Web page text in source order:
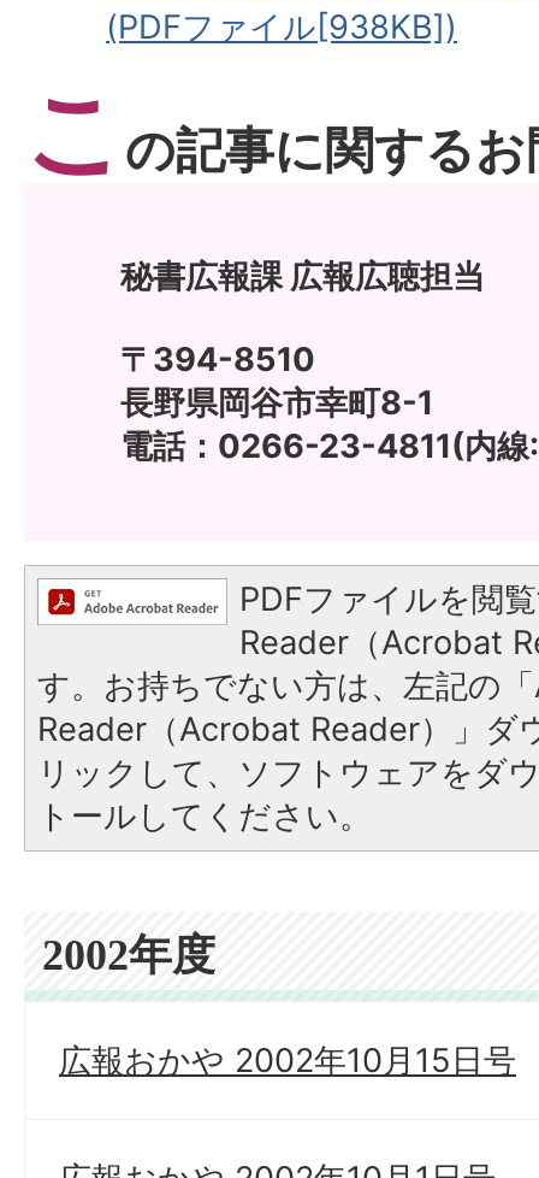
(PDFファイル[938KB])
こ の記事に関する
秘書広報課 広報広聴担当
〒394-8510
長野県岡谷市幸町8-1
電話：0266-23-4811(内
PDFファイルを閲
Reader（Acrobat
す。お持ちでない方は、左記の
Reader（Acrobat Reader）」ダ
リックして、ソフトウェアをダ
トールしてください。
2002年度
広報おかや 2002年10月15日号